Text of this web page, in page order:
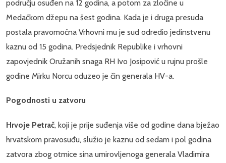
području osuđen na 12 godina, a potom za zločine u
Medačkom džepu na šest godina. Kada je i druga presuda
postala pravomoćna Vrhovni mu je sud odredio jedinstvenu
kaznu od 15 godina. Predsjednik Republike i vrhovni
zapovjednik Oružanih snaga RH Ivo Josipović u rujnu prošle
godine Mirku Norcu oduzeo je čin generala HV-a.
Pogodnosti u zatvoru
Hrvoje Petrač, koji je prije suđenja više od godine dana bježao
hrvatskom pravosuđu, služio je kaznu od sedam i pol godina
zatvora zbog otmice sina umirovljenoga generala Vladimira